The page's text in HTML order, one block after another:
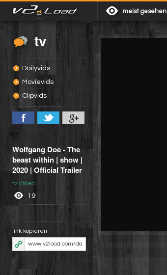
meist gesehen
tv
Dailyvids
Movievids
Clipvids
Wolfgang Doe - The
beast within | show |
2020 | Official Trailer
tv Video
19
link kopieren